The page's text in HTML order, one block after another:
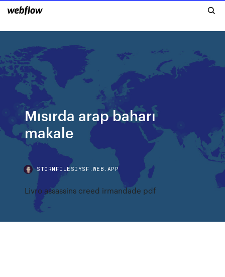
Mısırda arap baharı
makale
STORMFILESIYSF.WEB.APP
Livro assassins creed irmandade pdf